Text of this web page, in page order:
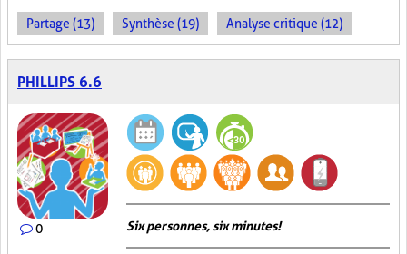
Partage (13) Synthèse (19) Analyse critique (12)
PHILLIPS 6.6
0 Six personnes, six minutes!